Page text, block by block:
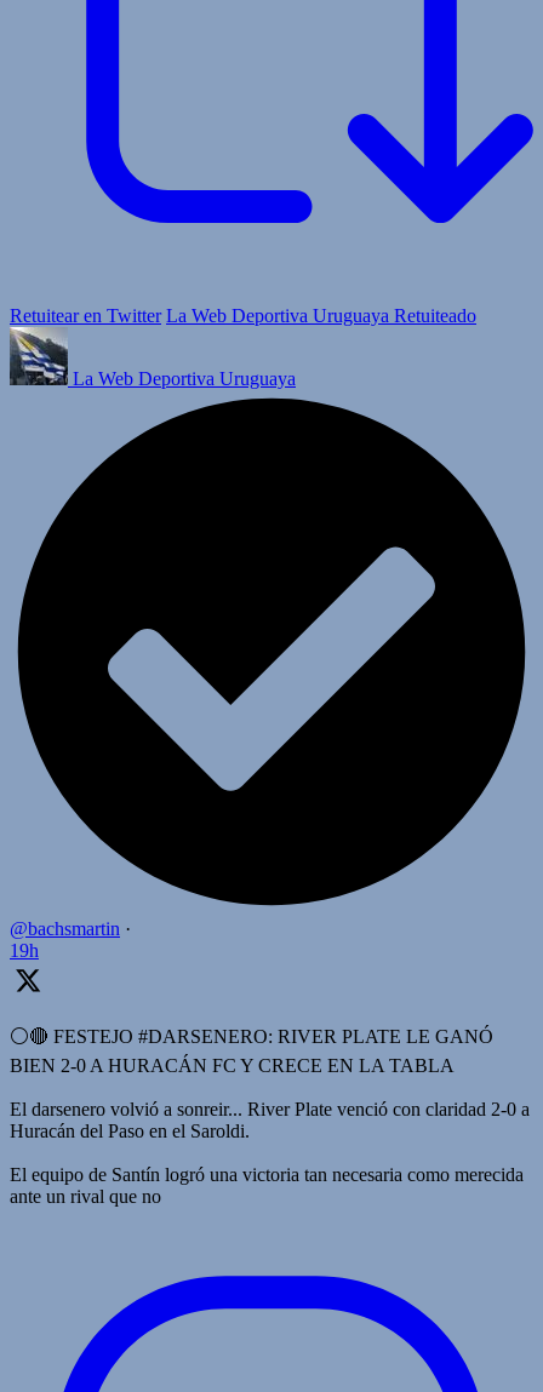
Retuitear en Twitter La Web Deportiva Uruguaya Retuiteado
La Web Deportiva Uruguaya
@bachsmartin ·
19h
⚪️🔴 FESTEJO #DARSENERO: RIVER PLATE LE GANÓ
BIEN 2-0 A HURACÁN FC Y CRECE EN LA TABLA
El darsenero volvió a sonreir... River Plate venció con claridad 2-0 a
Huracán del Paso en el Saroldi.
El equipo de Santín logró una victoria tan necesaria como merecida
ante un rival que no